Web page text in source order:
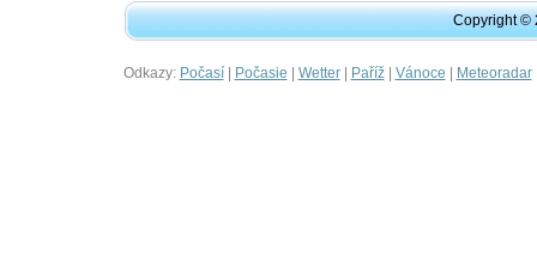
Copyright ©
Odkazy: Počasí| Počasie | Wetter| Paříž| Vánoce | Meteoradar